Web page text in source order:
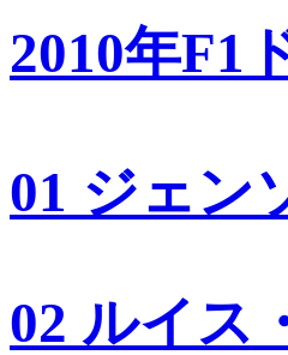
2010年F1
01 ジェン
02 ルイス